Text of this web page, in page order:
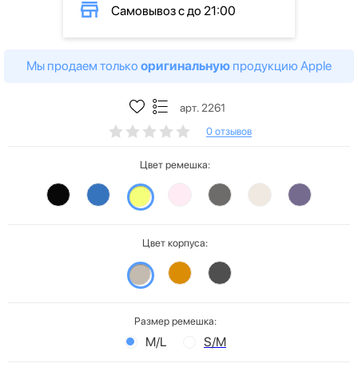
Самовывоз с до 21:00
Мы продаем только оригинальную продукцию Apple
арт. 2261
0 отзывов
Цвет ремешка:
Цвет корпуса:
Размер ремешка:
M/L S/M